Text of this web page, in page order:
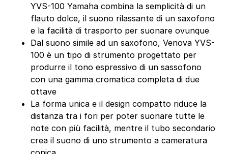
YVS-100 Yamaha combina la semplicità di un
flauto dolce, il suono rilassante di un saxofono
e la facilità di trasporto per suonare ovunque
Dal suono simile ad un saxofono, Venova YVS-
100 è un tipo di strumento progettato per
produrre il tono espressivo di un sassofono
con una gamma cromatica completa di due
ottave
La forma unica e il design compatto riduce la
distanza tra i fori per poter suonare tutte le
note con più facilità, mentre il tubo secondario
crea il suono di uno strumento a cameratura